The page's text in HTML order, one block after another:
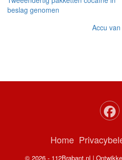
beslag genomen
Accu
Home
© 2026 - 112Brabant.nl |